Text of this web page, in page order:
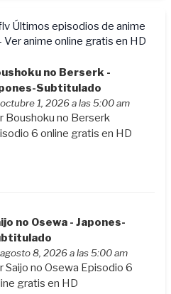
Últimos episodios de anime
anime online gratis en HD
no Berserk -
Subtitulado
1, 2026 a las 5:00 am
Boushoku no Berserk
6 online gratis en HD
no Osewa - Japones-
8, 2026 a las 5:00 am
Saijo no Osewa Episodio 6
gratis en HD